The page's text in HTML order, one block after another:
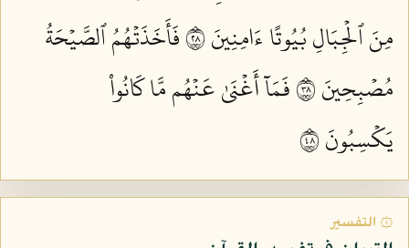
مِنَ ٱلۡجِبَالِ بُيُوتًا ءَامِنِينَ ٨٢
فَأَخَذَتۡهُمُ ٱلصَّيۡحَةُ
مُصۡبِحِينَ ٨٣
فَمَآ أَغۡنَىٰ عَنۡهُم مَّا كَانُواْ
يَكۡسِبُونَ ٨٤
۞ التفسير